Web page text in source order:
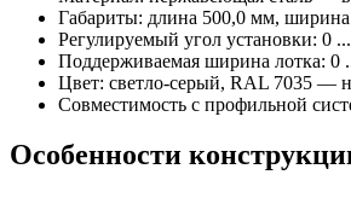
Габариты: длина 500,0 мм,
Регулируемый угол установки: 0
Поддерживаемая ширина лотка: 0
Цвет: светло-серый, RAL 7035 —
Совместимость с профильной
Особенности